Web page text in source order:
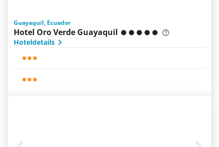
Guayaquil, Ecuador
Hotel Oro Verde Guayaquil
Hoteldetails